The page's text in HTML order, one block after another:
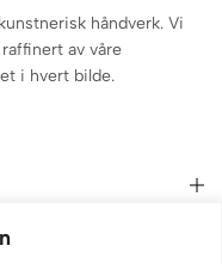
håndverk. Vi
av våre
i hvert bilde.